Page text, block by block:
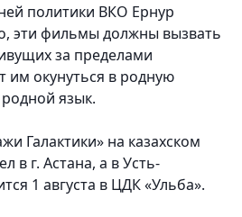
политики ВКО Ернур
эти фильмы должны вызвать
за пределами
им окунуться в родную
язык.
Галактики» на казахском
в г. Астана, а в Усть-
1 августа в ЦДК «Ульба».